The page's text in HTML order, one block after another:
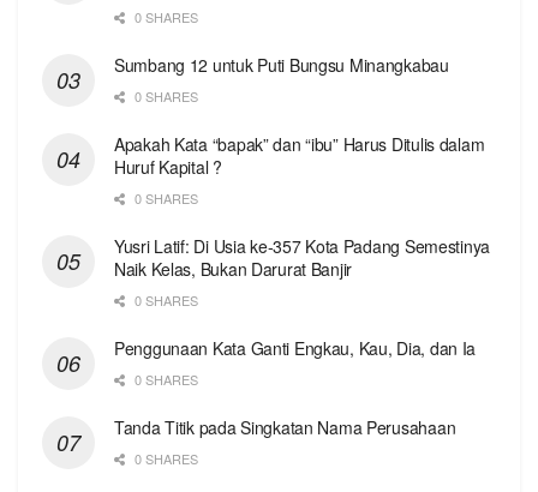
0 SHARES
Sumbang 12 untuk Puti Bungsu Minangkabau
0 SHARES
Apakah Kata “bapak” dan “ibu” Harus Ditulis dalam
Huruf Kapital ?
0 SHARES
Yusri Latif: Di Usia ke-357 Kota Padang Semestinya
Naik Kelas, Bukan Darurat Banjir
0 SHARES
Penggunaan Kata Ganti Engkau, Kau, Dia, dan Ia
0 SHARES
Tanda Titik pada Singkatan Nama Perusahaan
0 SHARES